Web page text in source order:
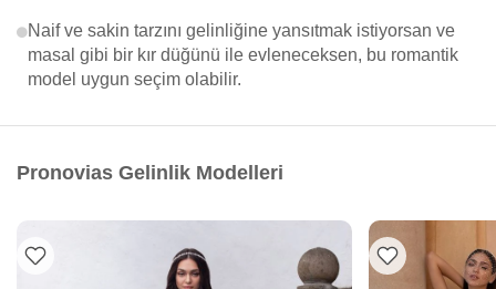
Naif ve sakin tarzını gelinliğine yansıtmak istiyorsan ve
masal gibi bir kır düğünü ile evleneceksen, bu romantik
model uygun seçim olabilir.
Pronovias Gelinlik Modelleri